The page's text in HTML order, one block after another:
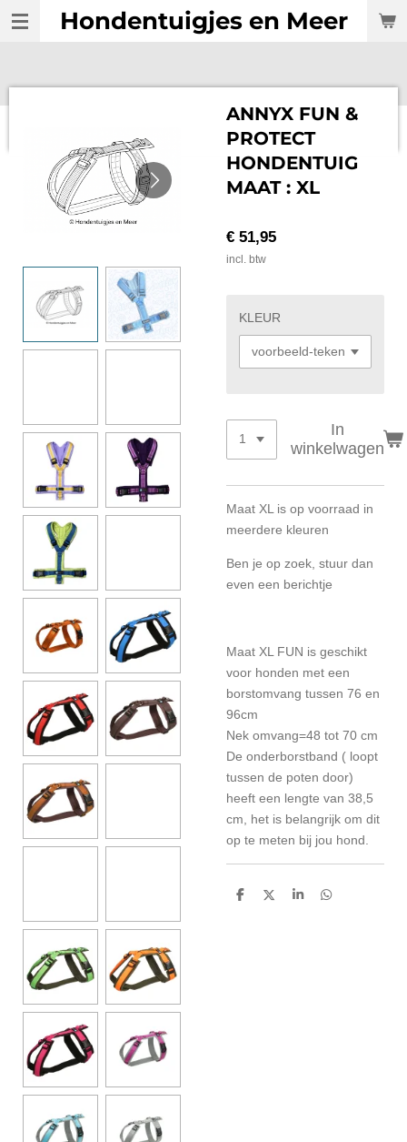
Ga
direct
Hondentuigjes en Meer
ANNYX FUN &
PROTECT
HONDENTUIG
MAAT : XL
€ 51,95
incl. btw
KLEUR
In
winkelwagen
Maat XL is op voorraad in
meerdere kleuren
Ben je op zoek, stuur dan
even een berichtje
Maat XL FUN is geschikt
voor honden met een
borstomvang tussen 76 en
96cm
Nek omvang=48 tot 70 cm
De onderborstband ( loopt
tussen de poten door)
heeft een lengte van 38,5
cm, het is belangrijk om dit
op te meten bij jou hond.
D
D
S
D